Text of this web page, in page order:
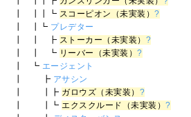
┃ ┃┃┗ スコーピオン（未実装）?
┃ ┃┗ プレデター
┃ ┃ ┣ ストーカー（未実装） ?
┃ ┃ ┗ リーバー（未実装）?
┃ ┗ エージェント
┃ ┣ アサシン
┃ ┃┣ ガロウズ（未実装） ?
┃ ┃┗エクスクルード（未実装）?